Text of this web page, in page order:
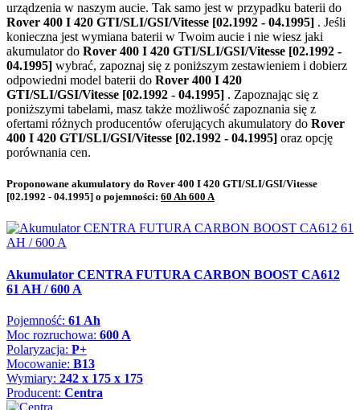
urządzenia w naszym aucie. Tak samo jest w przypadku baterii do
Rover 400 I 420 GTI/SLI/GSI/Vitesse [02.1992 - 04.1995] . Jeśli
konieczna jest wymiana baterii w Twoim aucie i nie wiesz jaki
akumulator do Rover 400 I 420 GTI/SLI/GSI/Vitesse [02.1992 -
04.1995] wybrać, zapoznaj się z poniższym zestawieniem i dobierz
odpowiedni model baterii do Rover 400 I 420
GTI/SLI/GSI/Vitesse [02.1992 - 04.1995] . Zapoznając się z
poniższymi tabelami, masz także możliwość zapoznania się z
ofertami różnych producentów oferujących akumulatory do Rover
400 I 420 GTI/SLI/GSI/Vitesse [02.1992 - 04.1995] oraz opcję
porównania cen.
Proponowane akumulatory do Rover 400 I 420 GTI/SLI/GSI/Vitesse
[02.1992 - 04.1995] o pojemności: 60 Ah 600 A
Akumulator CENTRA FUTURA CARBON BOOST CA612
61 AH / 600 A
Pojemność: 61 Ah
Moc rozruchowa: 600 A
Polaryzacja: P+
Mocowanie: B13
Wymiary: 242 x 175 x 175
Producent: Centra